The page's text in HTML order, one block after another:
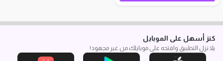
كنز أسهل على الموبايل
يلا نزل التطبيق وافتحه على موبايلك من غير مجهود!